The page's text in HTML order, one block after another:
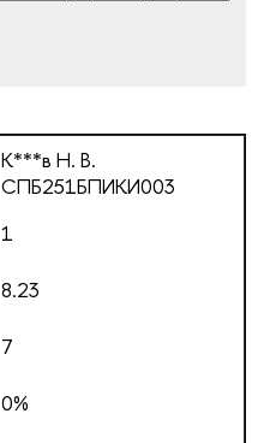
К***в Н. В.
СПБ251БПИКИ003
1
8.23
7
0%